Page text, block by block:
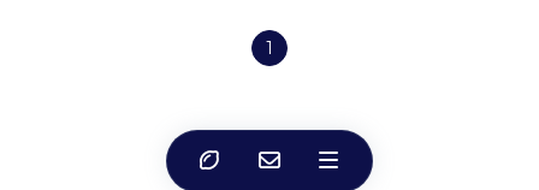
1
© nanimonaikedo.